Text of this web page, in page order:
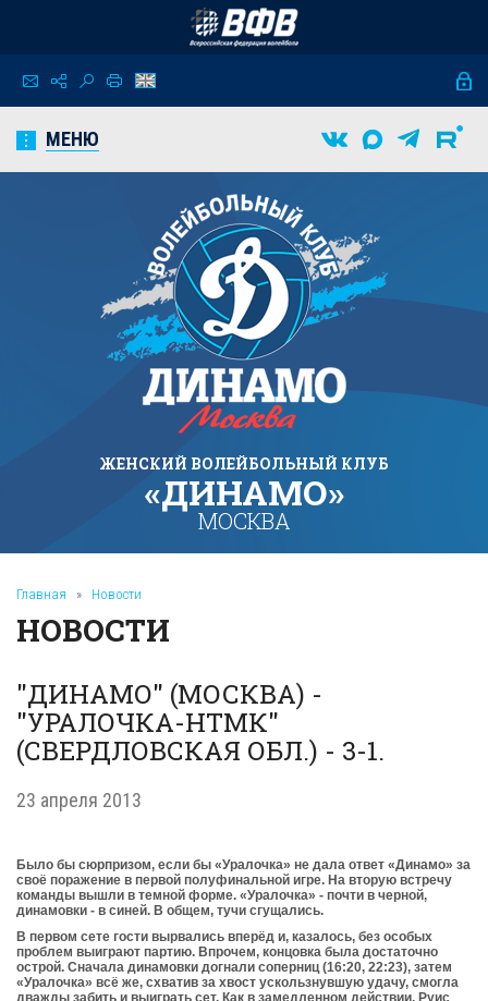
МЕНЮ
ЖЕНСКИЙ ВОЛЕЙБОЛЬНЫЙ КЛУБ
«ДИНАМО»
МОСКВА
Главная » Новости
НОВОСТИ
"ДИНАМО" (МОСКВА) -
"УРАЛОЧКА-НТМК"
(СВЕРДЛОВСКАЯ ОБЛ.) - 3-1.
23 апреля 2013
Было бы сюрпризом, если бы «Уралочка» не дала ответ «Динамо» за
своё поражение в первой полуфинальной игре. На вторую встречу
команды вышли в темной форме. «Уралочка» - почти в черной,
динамовки - в синей. В общем, тучи сгущались.
В первом сете гости вырвались вперёд и, казалось, без особых
проблем выиграют партию. Впрочем, концовка была достаточно
острой. Сначала динамовки догнали соперниц (16:20, 22:23), затем
«Уралочка» всё же, схватив за хвост ускользнувшую удачу, смогла
дважды забить и выиграть сет. Как в замедленном действии, Руис